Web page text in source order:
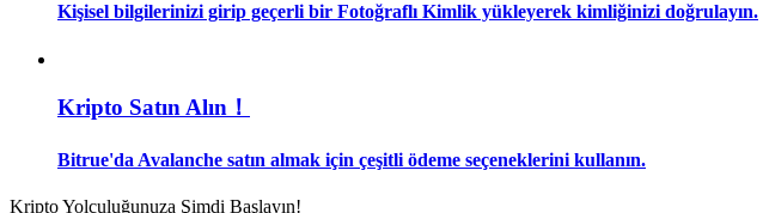
Ticaret bilgileri vb. dahil olmak üzere büyük veri analizi.
Kişisel bilgilerinizi girip geçerli bir Fotoğraflı Kimlik yükleyerek kimliğinizi doğrulayın.
Kripto Satın Alın！
Bitrue'da Avalanche satın almak için çeşitli ödeme seçeneklerini kullanın.
Kripto Yolculuğunuza Şimdi Başlayın!